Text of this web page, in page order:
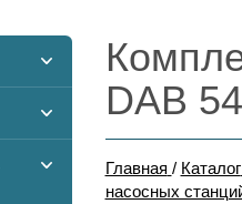
DAB
Главная / Каталог
насосных